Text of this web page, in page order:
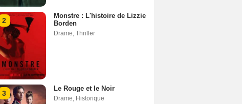
2
Monstre : L'histoire de Lizzie
Borden
Drame Thriller
3
Le Rouge et le Noir
Drame Historique